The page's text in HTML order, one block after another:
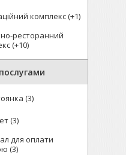
комплекс (+1)
ресторанний
(+10)
(3)
(3)
для оплати
(3)